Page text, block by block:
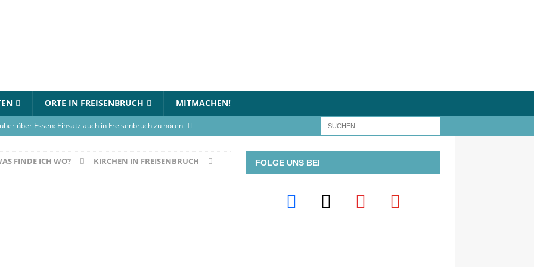
ORTE IN FREISENBRUCH MITMACHEN!
über Essen: Einsatz auch in Freisenbruch zu hören
in Essen-Freisenbruch: Bett steht in Flammen
BLAULICHT
Choir singt am Gymnasium an der Wolfskuhle
FINDE ICH WO?
KIRCHEN IN FREISENBRUCH
FOLGE UNS BEI